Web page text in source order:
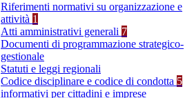
Riferimenti normativi su organizzazione e
attività 1
Atti amministrativi generali 7
Documenti di programmazione strategico-
gestionale
Statuti e leggi regionali
Codice disciplinare e codice di condotta 5
per cittadini e imprese